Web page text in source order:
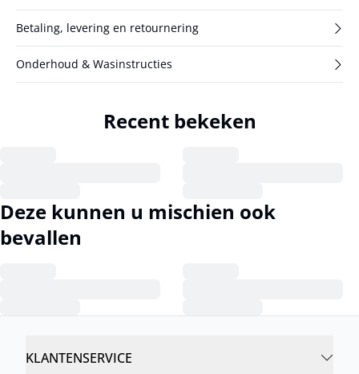
Betaling, levering en retournering
Onderhoud & Wasinstructies
Recent bekeken
Deze kunnen u mischien ook
bevallen
KLANTENSERVICE